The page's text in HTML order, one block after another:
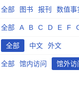
全部 图书 报刊 数值事
全部 A B C D E F
全部 中文 外文
全部 馆内访问 馆外访